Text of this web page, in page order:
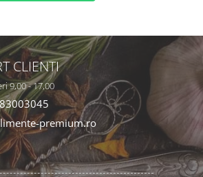
CLIENTI
9,00 - 17,00
premium.ro